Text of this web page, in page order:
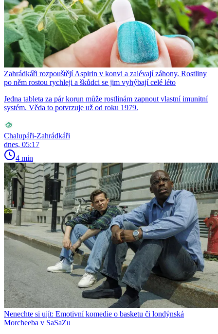
Zahrádkáři rozpouštějí Aspirin v konvi a zalévají záhony. Rostliny
po něm rostou rychleji a škůdci se jim vyhýbají celé léto
Jedna tableta za pár korun může rostlinám zapnout vlastní imunitní
systém. Věda to potvrzuje už od roku 1979.
Chalupáři-Zahrádkáři
dnes, 05:17
4 min
Nenechte si ujít: Emotivní komedie o basketu či londýnská
Morcheeba v SaSaZu